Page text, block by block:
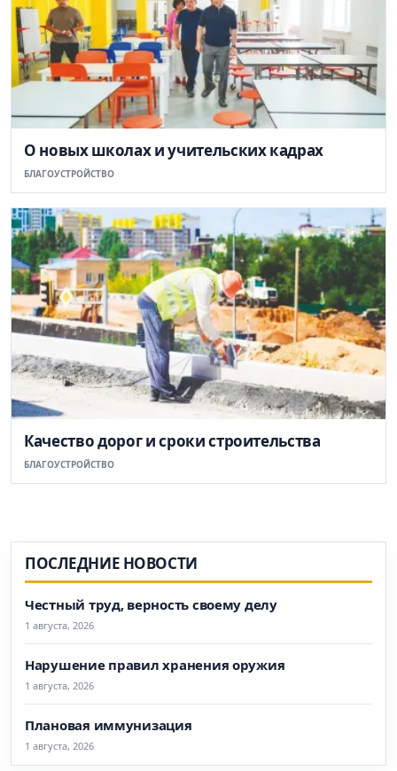
О новых школах и учительских кадрах
БЛАГОУСТРОЙСТВО
Качество дорог и сроки строительства
БЛАГОУСТРОЙСТВО
ПОСЛЕДНИЕ НОВОСТИ
Честный труд, верность своему делу
1 августа, 2026
Нарушение правил хранения оружия
1 августа, 2026
Плановая иммунизация
1 августа, 2026